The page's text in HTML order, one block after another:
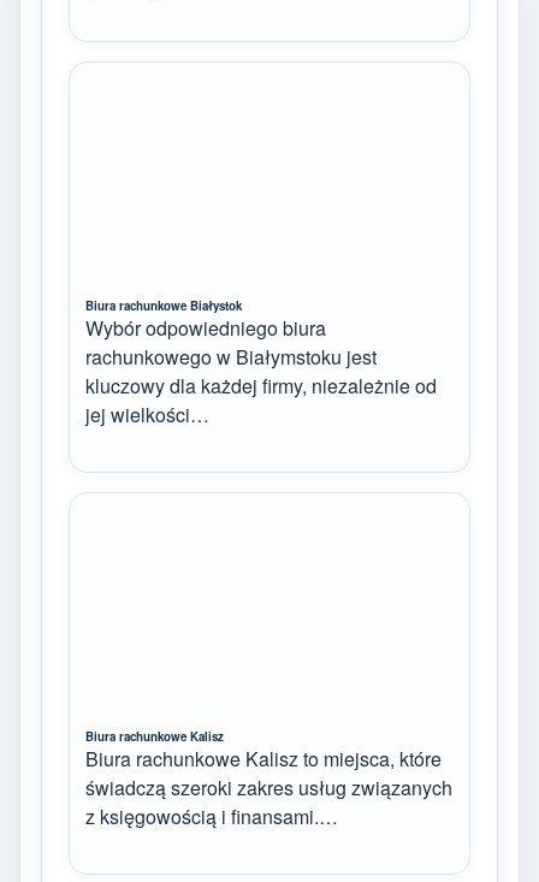
Biura rachunkowe Białystok
Wybór odpowiedniego biura
rachunkowego w Białymstoku jest
kluczowy dla każdej firmy, niezależnie od
jej wielkości…
Biura rachunkowe Kalisz
Biura rachunkowe Kalisz to miejsca, które
świadczą szeroki zakres usług związanych
z księgowością i finansami.…